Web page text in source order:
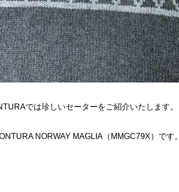
では珍しいセーターをご紹介いたします。
NORWAY MAGLIA（MMGC79X）です。